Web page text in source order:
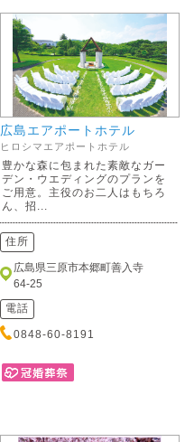
広島エアポートホテル
ヒロシマエアポートホテル
豊かな森に包まれた素敵なガー
デン・ウエディングのプランを
ご用意。主役のお二人はもちろ
ん、招...
住所
広島県三原市本郷町善入寺
64-25
電話
0848-60-8191